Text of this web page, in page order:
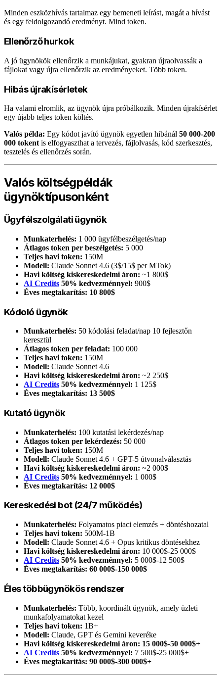
Minden eszközhívás tartalmaz egy bemeneti leírást, magát a hívást
és egy feldolgozandó eredményt. Mind token.
Ellenőrző hurkok
A jó ügynökök ellenőrzik a munkájukat, gyakran újraolvassák a
fájlokat vagy újra ellenőrzik az eredményeket. Több token.
Hibás újrakísérletek
Ha valami elromlik, az ügynök újra próbálkozik. Minden újrakísérlet
egy újabb teljes token költés.
Valós példa: Egy kódot javító ügynök egyetlen hibánál 50 000-200
000 tokent is elfogyaszthat a tervezés, fájlolvasás, kód szerkesztés,
tesztelés és ellenőrzés során.
Valós költségpéldák
ügynöktípusonként
Ügyfélszolgálati ügynök
Munkaterhelés: 1 000 ügyfélbeszélgetés/nap
Átlagos token per beszélgetés: 5 000
Teljes havi token: 150M
Modell: Claude Sonnet 4.6 (3$/15$ per MTok)
Havi költség kiskereskedelmi áron: ~1 800$
AI Credits 50% kedvezménnyel: 900$
Éves megtakarítás: 10 800$
Kódoló ügynök
Munkaterhelés: 50 kódolási feladat/nap 10 fejlesztőn
keresztül
Átlagos token per feladat: 100 000
Teljes havi token: 150M
Modell: Claude Sonnet 4.6
Havi költség kiskereskedelmi áron: ~2 250$
AI Credits 50% kedvezménnyel: 1 125$
Éves megtakarítás: 13 500$
Kutató ügynök
Munkaterhelés: 100 kutatási lekérdezés/nap
Átlagos token per lekérdezés: 50 000
Teljes havi token: 150M
Modell: Claude Sonnet 4.6 + GPT-5 útvonalválasztás
Havi költség kiskereskedelmi áron: ~2 000$
AI Credits 50% kedvezménnyel: 1 000$
Éves megtakarítás: 12 000$
Kereskedési bot (24/7 működés)
Munkaterhelés: Folyamatos piaci elemzés + döntéshozatal
Teljes havi token: 500M-1B
Modell: Claude Sonnet 4.6 + Opus kritikus döntésekhez
Havi költség kiskereskedelmi áron: 10 000$-25 000$
AI Credits 50% kedvezménnyel: 5 000$-12 500$
Éves megtakarítás: 60 000$-150 000$
Éles többügynökös rendszer
Munkaterhelés: Több, koordinált ügynök, amely üzleti
munkafolyamatokat kezel
Teljes havi token: 1B+
Modell: Claude, GPT és Gemini keveréke
Havi költség kiskereskedelmi áron: 15 000$-50 000$+
AI Credits 50% kedvezménnyel: 7 500$-25 000$+
Éves megtakarítás: 90 000$-300 000$+